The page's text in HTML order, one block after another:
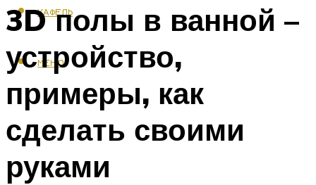
КАФЕЛЬ
МЕНЮ
3D полы в ванной –
устройство,
примеры, как
сделать своими
руками